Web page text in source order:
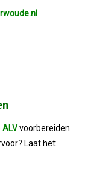
ALVvoorbereiden.
Laat het